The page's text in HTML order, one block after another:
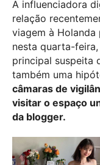
A influenciadora
relação
viagem à Holanda
nesta quarta-
principal suspeita
também uma
câmaras de
visitar o espaço
da blogger.